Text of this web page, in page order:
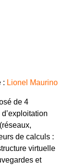
: Lionel Maurino
de 4
de calculs :
virtuelle
et